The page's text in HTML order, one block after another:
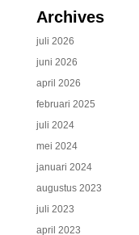
Archives
juli 2026
juni 2026
april 2026
februari 2025
juli 2024
mei 2024
januari 2024
augustus 2023
juli 2023
april 2023